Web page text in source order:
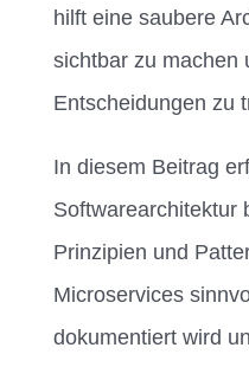
hilft eine saubere
sichtbar zu machen
Entscheidungen zu
In diesem Beitrag
Softwarearchitektur
Prinzipien und
Microservices
dokumentiert wird